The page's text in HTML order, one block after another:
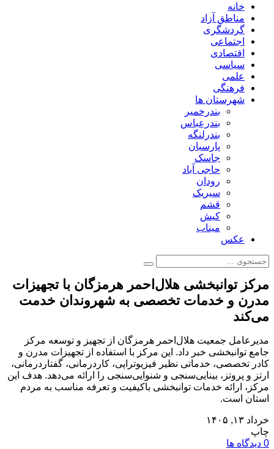
خانه
مناطق آزاد
گردشگری
اجتماعی
اقتصادی
سیاسی
علمی
فرهنگی
شهرستان ها
بندرخمیر
بندرعباس
بندرلنگه
پارسیان
جاسک
حاجی آباد
رودان
سیریک
قشم
کیش
میناب
عکس
مرکز توانبخشی هلال‌احمر هرمزگان با تجهیزات
مدرن و خدمات تخصصی به شهروندان خدمت
می‌کند
مدیرعامل جمعیت هلال‌احمر هرمزگان از تجهیز و توسعه مرکز
جامع توانبخشی خبر داد. این مرکز با استفاده از تجهیزات مدرن و
کادر تخصصی، خدماتی نظیر فیزیوتراپی، کاردرمانی، گفتاردرمانی،
ارتز و پروتز، بینایی‌سنجی و شنوایی‌سنجی را ارائه می‌دهد. هدف این
مرکز، ارائه خدمات توانبخشی باکیفیت و تعرفه مناسب به مردم
استان است.
خرداد ۱۳, ۱۴۰۵
چاپ
0 دیدگاه ها